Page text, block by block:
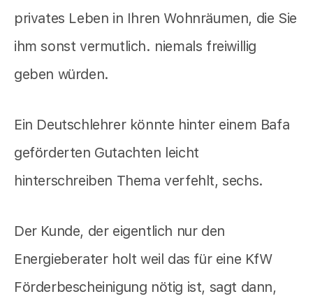
privates Leben in Ihren Wohnräumen, die Sie
ihm sonst vermutlich. niemals freiwillig
geben würden.
Ein Deutschlehrer könnte hinter einem Bafa
geförderten Gutachten leicht
hinterschreiben Thema verfehlt, sechs.
Der Kunde, der eigentlich nur den
Energieberater holt weil das für eine KfW
Förderbescheinigung nötig ist, sagt dann,